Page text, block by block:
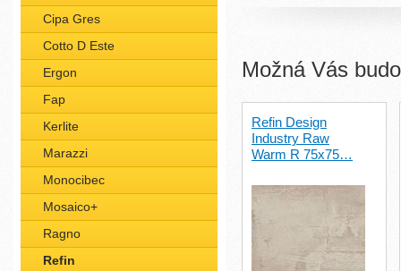
Cipa Gres
Cotto D Este
Ergon
Fap
Kerlite
Marazzi
Monocibec
Mosaico+
Ragno
Refin
Možná Vás
Refin Design
Industry Raw
Warm R 75x75…